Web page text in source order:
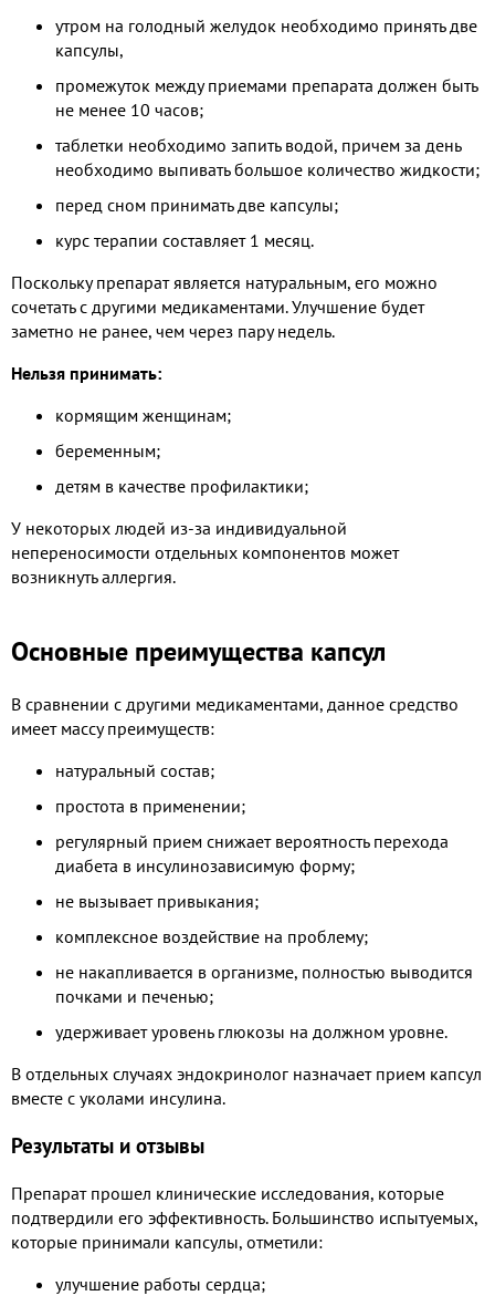
утром на голодный желудок необходимо принять две
капсулы,
промежуток между приемами препарата должен быть
не менее 10 часов;
таблетки необходимо запить водой, причем за день
необходимо выпивать большое количество жидкости;
перед сном принимать две капсулы;
курс терапии составляет 1 месяц.
Поскольку препарат является натуральным, его можно
сочетать с другими медикаментами. Улучшение будет
заметно не ранее, чем через пару недель.
Нельзя принимать:
кормящим женщинам;
беременным;
детям в качестве профилактики;
У некоторых людей из-за индивидуальной
непереносимости отдельных компонентов может
возникнуть аллергия.
Основные преимущества капсул
В сравнении с другими медикаментами, данное средство
имеет массу преимуществ:
натуральный состав;
простота в применении;
регулярный прием снижает вероятность перехода
диабета в инсулинозависимую форму;
не вызывает привыкания;
комплексное воздействие на проблему;
не накапливается в организме, полностью выводится
почками и печенью;
удерживает уровень глюкозы на должном уровне.
В отдельных случаях эндокринолог назначает прием капсул
вместе с уколами инсулина.
Результаты и отзывы
Препарат прошел клинические исследования, которые
подтвердили его эффективность. Большинство испытуемых,
которые принимали капсулы, отметили:
улучшение работы сердца;